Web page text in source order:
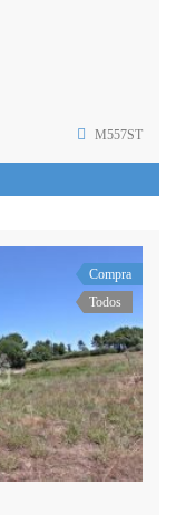
M557ST
Compra
Todos